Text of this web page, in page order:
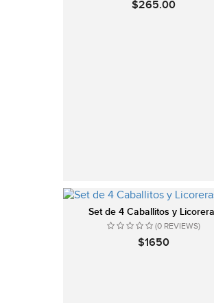
$265.00
Set de 4 Caballitos y
(0 REVIEWS)
$1650